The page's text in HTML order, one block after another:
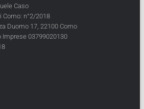
Caso
Como: n°2/2018
Duomo 17, 22100 Como
Imprese 03799020130